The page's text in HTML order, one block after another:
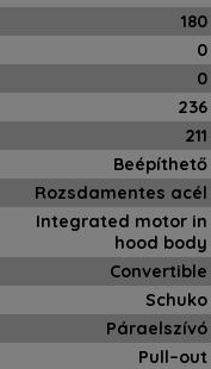
180
0
0
236
211
Beépíthető
Rozsdamentes acél
Integrated motor in
hood body
Convertible
Schuko
Páraelszívó
Pull–out